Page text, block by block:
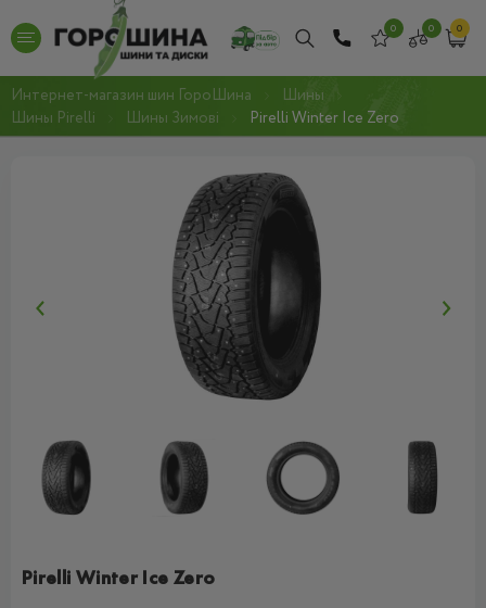
0 0 0
Интернет-магазин шин ГороШина
Шины
Шины Pirelli
Шины Зимові Pirelli Winter Ice Zero
Pirelli Winter Ice Zero